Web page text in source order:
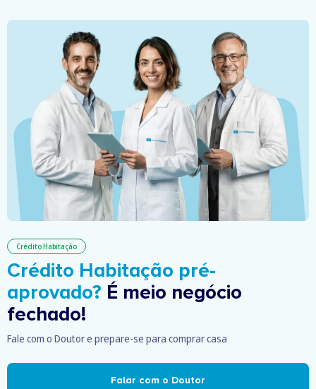
Crédito Habitação
Crédito Habitação pré-
aprovado? É meio negócio
fechado!
Fale com o Doutor e prepare-se para comprar casa
Falar com o Doutor